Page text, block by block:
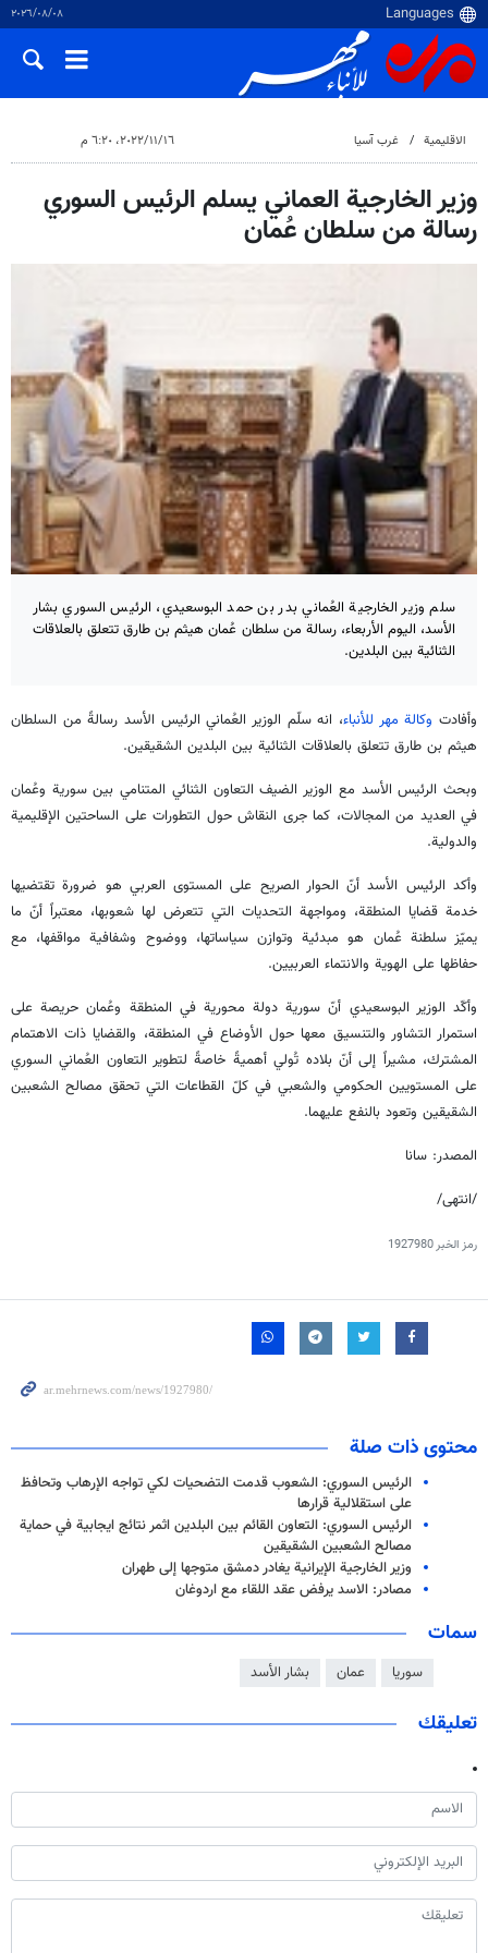
٠٨‏/٠٨‏/٢٠٢٦
الاقلیمیة غرب آسیا ١٦‏/١١‏/٢٠٢٢، ٦:٢٠ م
وزير الخارجية العماني يسلم الرئيس السوري
رسالة من سلطان عُمان
سلم وزير الخارجية العُماني بدر بن حمد البوسعيدي، الرئيس السوري بشار
الأسد، اليوم الأربعاء، رسالة من سلطان عُمان هيثم بن طارق تتعلق بالعلاقات
الثنائية بين البلدين.
وأفادت وكالة مهر للأنباء، انه سلّم الوزير العُماني الرئيس الأسد رسالةً من السلطان
هيثم بن طارق تتعلق بالعلاقات الثنائية بين البلدين الشقيقين.
وبحث الرئيس الأسد مع الوزير الضيف التعاون الثنائي المتنامي بين سورية وعُمان
في العديد من المجالات، كما جرى النقاش حول التطورات على الساحتين الإقليمية
والدولية.
وأكد الرئيس الأسد أنّ الحوار الصريح على المستوى العربي هو ضرورة تقتضيها
خدمة قضايا المنطقة، ومواجهة التحديات التي تتعرض لها شعوبها، معتبراً أنّ ما
يميّز سلطنة عُمان هو مبدئية وتوازن سياساتها، ووضوح وشفافية مواقفها، مع
حفاظها على الهوية والانتماء العربيين.
وأكّد الوزير البوسعيدي أنّ سورية دولة محورية في المنطقة وعُمان حريصة على
استمرار التشاور والتنسيق معها حول الأوضاع في المنطقة، والقضايا ذات الاهتمام
المشترك، مشيراً إلى أنّ بلاده تُولي أهميةً خاصةً لتطوير التعاون العُماني السوري
على المستويين الحكومي والشعبي في كلّ القطاعات التي تحقق مصالح الشعبين
الشقيقين وتعود بالنفع عليهما.
المصدر: سانا
/انتهى/
رمز الخبر1927980
محتوى ذات صلة
الرئيس السوري: الشعوب قدمت التضحيات لكي تواجه الإرهاب وتحافظ
على استقلالية قرارها
الرئيس السوري: التعاون القائم بين البلدين اثمر نتائج ايجابية في حماية
مصالح الشعبين الشقيقين
وزير الخارجية الإيرانية يغادر دمشق متوجها إلى طهران
مصادر: الاسد يرفض عقد اللقاء مع اردوغان
سمات
سوريا عمان بشار الأسد
تعليقك